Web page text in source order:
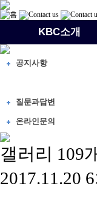
KBC소개
공지사항
질문과답변
온라인문의
갤러리 109
2017.11.20